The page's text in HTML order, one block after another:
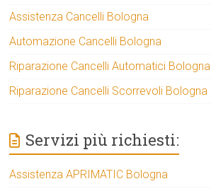
Assistenza Cancelli Bologna
Automazione Cancelli Bologna
Riparazione Cancelli Automatici Bologna
Riparazione Cancelli Scorrevoli Bologna
Servizi più richiesti:
Assistenza APRIMATIC Bologna